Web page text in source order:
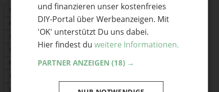
Schnittmuster
PDF-Schnittmuster
Stoffrechner
Stofflexikon
Nählexikon
Tasche selber machen
Selber nähen
und finanzieren unser kostenfreies
DIY-Portal über Werbeanzeigen. Mit
'OK' unterstützt Du uns dabei.
Hier findest du weitere Informationen.
PARTNER ANZEIGEN (18) →